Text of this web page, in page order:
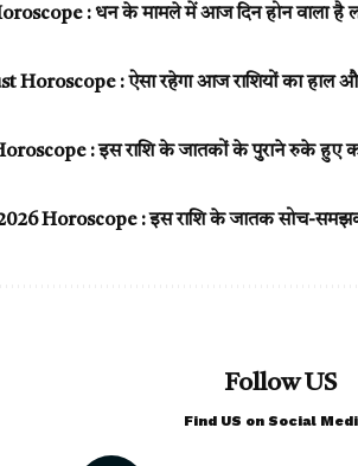
: धन के मामले में आज दिन होन वाला है
Horoscope : ऐसा रहेगा आज राशियों का हाल
: इस राशि के जातकों के पुराने रुके हुए
Horoscope : इस राशि के जातक सोच-
Follow US
Find US on Social